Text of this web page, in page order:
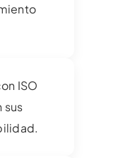
ISO
sus